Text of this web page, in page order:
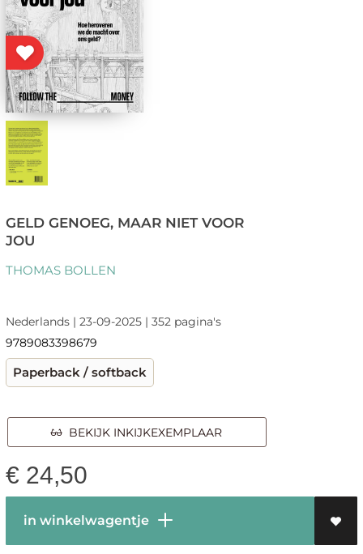
GELD GENOEG, MAAR NIET VOOR
JOU
THOMAS BOLLEN
Nederlands | 23-09-2025 | 352 pagina's
9789083398679
Paperback / softback
BEKIJK INKIJKEXEMPLAAR
€ 24,50
in winkelwagentje